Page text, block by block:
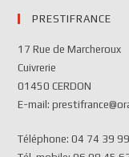
PRESTIFRANCE
17 Rue de Marcheroux
Cuivrerie
01450 CERDON
E-mail:
Téléphone: 04 74 39